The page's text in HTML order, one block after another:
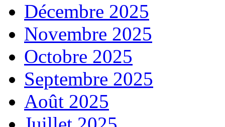
Décembre 2025
Novembre 2025
Octobre 2025
Septembre 2025
Août 2025